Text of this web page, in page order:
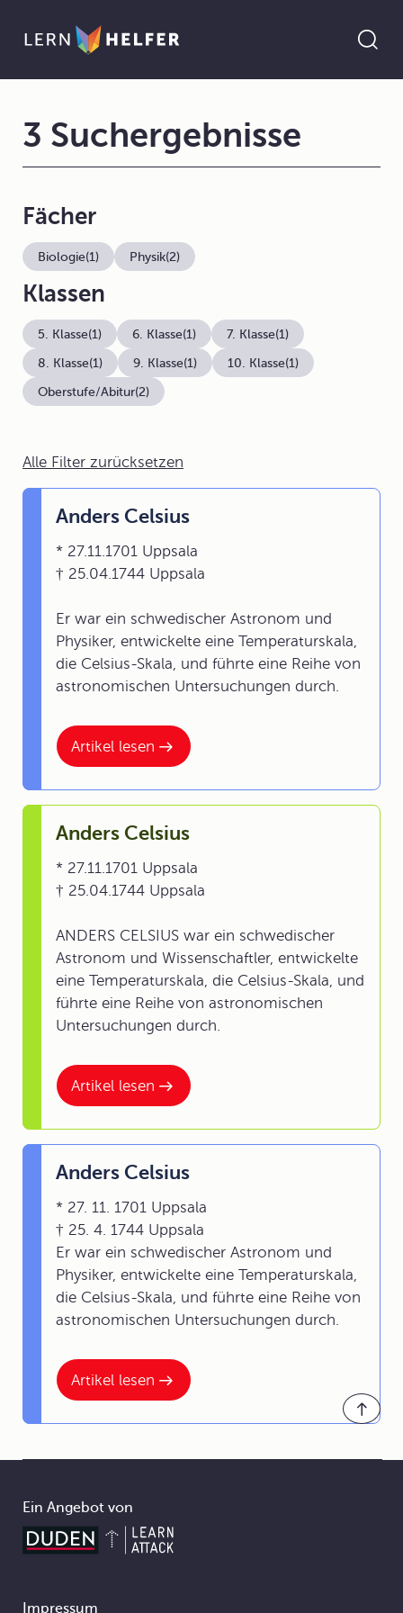
Alle Filter zurücksetzen
Artikel lesen
Anders Celsius
* 27.11.1701 Uppsala
† 25.04.1744 Uppsala
Er war ein schwedischer Astronom und
Physiker, entwickelte eine Temperaturskala,
die Celsius-Skala, und führte eine Reihe von
astronomischen Untersuchungen durch.
Artikel lesen
Anders Celsius
* 27.11.1701 Uppsala
† 25.04.1744 Uppsala
ANDERS CELSIUS war ein schwedischer
Astronom und Wissenschaftler, entwickelte
eine Temperaturskala, die Celsius-Skala, und
führte eine Reihe von astronomischen
Untersuchungen durch.
Artikel lesen
Anders Celsius
* 27. 11. 1701 Uppsala
† 25. 4. 1744 Uppsala
Er war ein schwedischer Astronom und
Physiker, entwickelte eine Temperaturskala,
die Celsius-Skala, und führte eine Reihe von
astronomischen Untersuchungen durch.
3 Suchergebnisse
Fächer
Biologie(1) Physik(2)
Klassen
5. Klasse(1) 6. Klasse(1) 7. Klasse(1)
8. Klasse(1) 9. Klasse(1) 10. Klasse(1)
Oberstufe/Abitur(2)
Ein Angebot von
Impressum